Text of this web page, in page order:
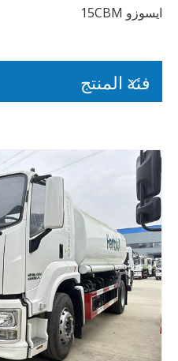
ايسوزو 15CBM
فئة المنتج